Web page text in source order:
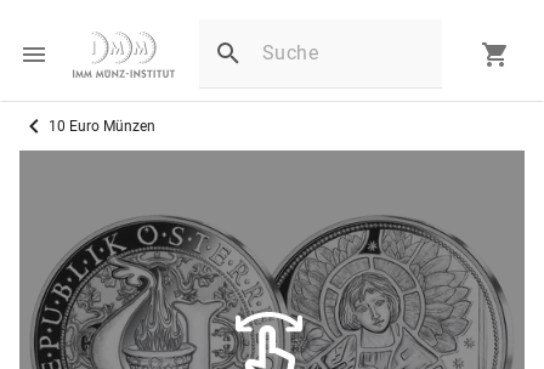
10 Euro Münzen